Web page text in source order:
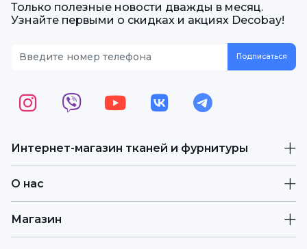
Интернет-магазин тканей и фурнитуры
О нас
Магазин
Только полезные новости дважды в месяц.
Узнайте первыми о скидках и акциях Decobay!